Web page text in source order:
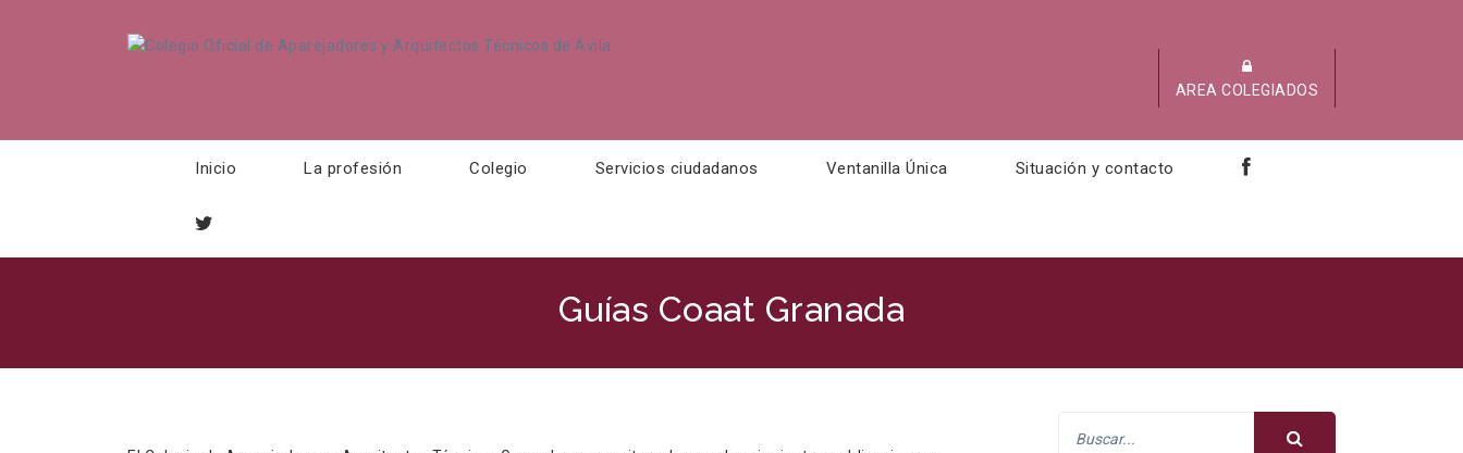
AREA COLEGIADOS
Inicio La profesión Colegio Servicios ciudadanos Ventanilla Única Situación y contacto
Guías Coaat Granada